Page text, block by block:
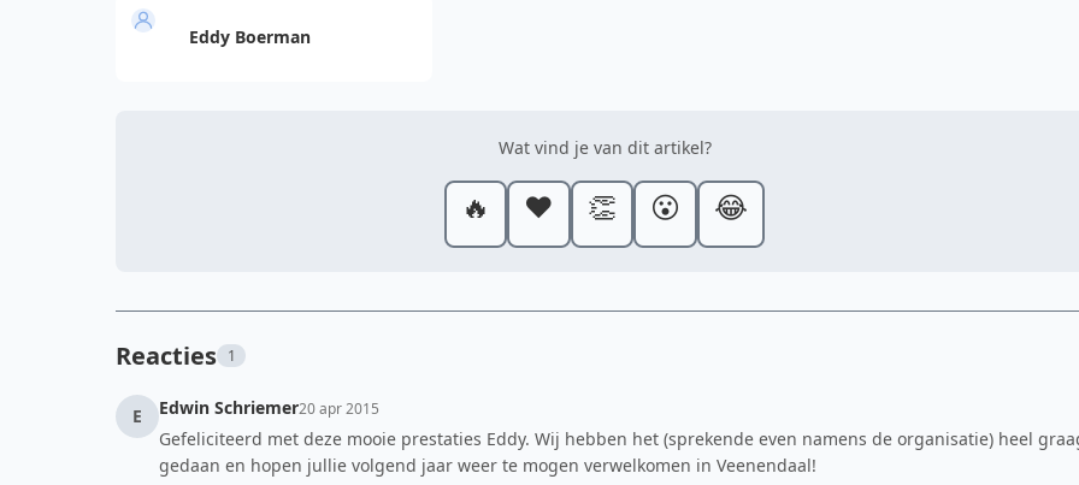
Eddy Boerman
Wat vind je van dit artikel?
🔥 ❤️ 👏 😮 😂
Reacties 1
E Edwin Schriemer20 apr 2015
Gefeliciteerd met deze mooie prestaties Eddy. Wij hebben het (sprekende even namens de organisatie) heel
gedaan en hopen jullie volgend jaar weer te mogen verwelkomen in Veenendaal!